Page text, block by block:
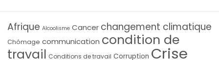
Afrique Alcoolisme Cancer changement climatique
Chômage communication condition de
travail Conditions de travail Corruption Crise